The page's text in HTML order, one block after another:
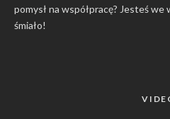
pomysł na współpracę? Jesteś we
śmiało!